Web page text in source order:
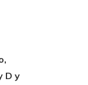
D y